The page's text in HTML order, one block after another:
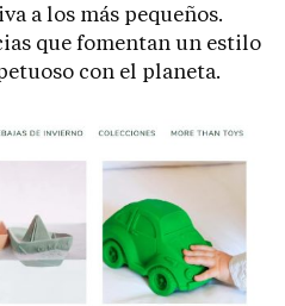
a los más pequeños.
que fomentan un estilo
con el planeta.